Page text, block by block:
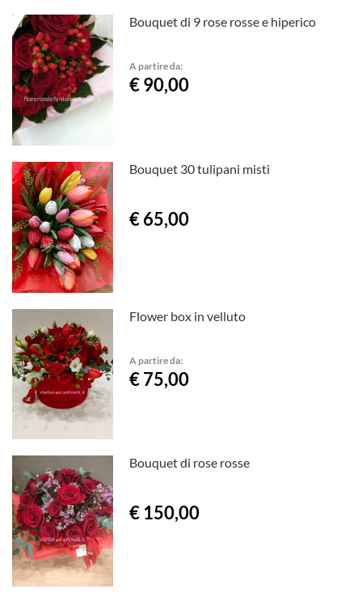
Bouquet di 9 rose rosse e hiperico
A partire da:
€ 90,00
Bouquet 30 tulipani misti
€ 65,00
Flower box in velluto
A partire da:
€ 75,00
Bouquet di rose rosse
€ 150,00